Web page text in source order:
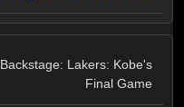
Backstage: Lakers: Kobe's
Final Game